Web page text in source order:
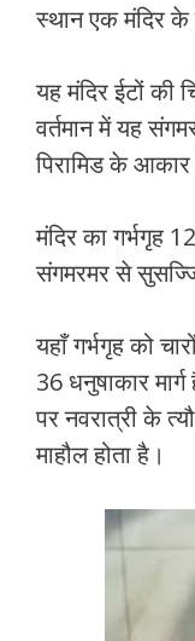
स्थान एक मंदिर
यह मंदिर ईटों की
वर्तमान में यह
पिरामिड के
मंदिर का गर्भगृह
संगमरमर से
यहाँ गर्भगृह को
36 धनुषाकार
पर नवरात्री के
माहौल होता है।